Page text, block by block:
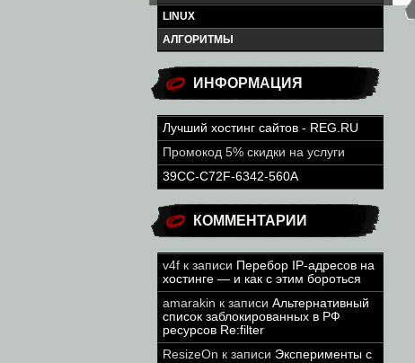
LINUX
АЛГОРИТМЫ
ИНФОРМАЦИЯ
Лучший хостинг сайтов - REG.RU
Промокод 5% скидки на услуги
39CC-C72F-6342-560A
КОММЕНТАРИИ
v4f к записи Перебор IP-адресов на
хостинге — и как с этим бороться
amarakin к записи Альтернативный
список заблокированных в РФ
ресурсов Re:filter
ResizeOn к записи Эксперименты с